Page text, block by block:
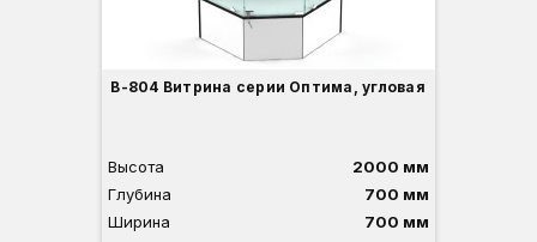
В-804 Витрина серии Оптима, угловая
Высота
2000 мм
Глубина
700 мм
Ширина
700 мм